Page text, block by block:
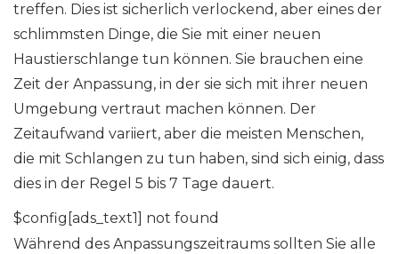
treffen. Dies ist sicherlich verlockend, aber eines der
schlimmsten Dinge, die Sie mit einer neuen
Haustierschlange tun können. Sie brauchen eine
Zeit der Anpassung, in der sie sich mit ihrer neuen
Umgebung vertraut machen können. Der
Zeitaufwand variiert, aber die meisten Menschen,
die mit Schlangen zu tun haben, sind sich einig, dass
dies in der Regel 5 bis 7 Tage dauert.
$config[ads_text1] not found
Während des Anpassungszeitraums sollten Sie alle